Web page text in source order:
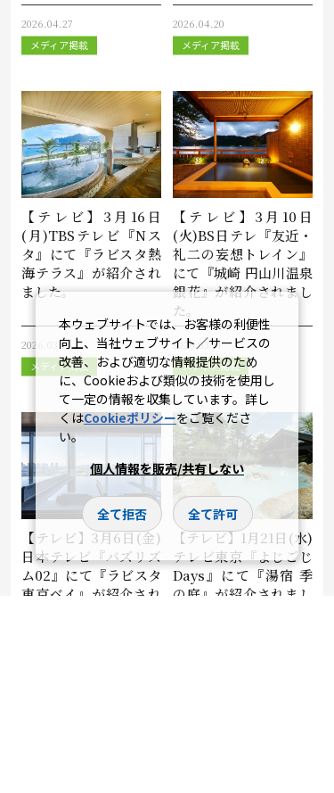
2026.04.27
メディア掲載
2026.04.20
メディア掲載
【テレビ】3月16日
(月)TBSテレビ『Nス
タ』にて『ラビスタ熱
海テラス』が紹介され
ました。
2026.03.17
メディア掲載
【テレビ】3月10日
(火)BS日テレ『友近・
礼二の妄想トレイン』
にて『城崎 円山川温泉
銀花』が紹介されまし
た。
2026.03.11
メディア掲載
【テレビ】3月6日(金)
日本テレビ『バズリズ
ム02』にて『ラビスタ
東京ベイ』が紹介され
【テレビ】1月21日(水)
テレビ東京『よじごじ
Days』にて『湯宿 季
の庭』が紹介されまし
本ウェブサイトでは、お客様の利便性
向上、当社ウェブサイト／サービスの
改善、および適切な情報提供のため
に、Cookieおよび類似の技術を使用し
て一定の情報を収集しています。詳し
くはCookieポリシーをご覧くださ
い。
個人情報を販売/共有しない
全て拒否 全て許可